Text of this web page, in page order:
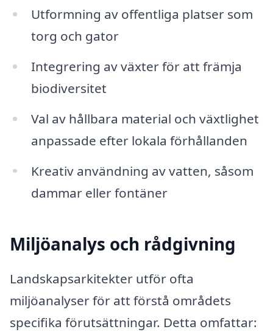
Utformning av offentliga platser som
torg och gator
Integrering av växter för att främja
biodiversitet
Val av hållbara material och växtlighet
anpassade efter lokala förhållanden
Kreativ användning av vatten, såsom
dammar eller fontäner
Miljöanalys och rådgivning
Landskapsarkitekter utför ofta
miljöanalyser för att förstå områdets
specifika förutsättningar. Detta omfattar: